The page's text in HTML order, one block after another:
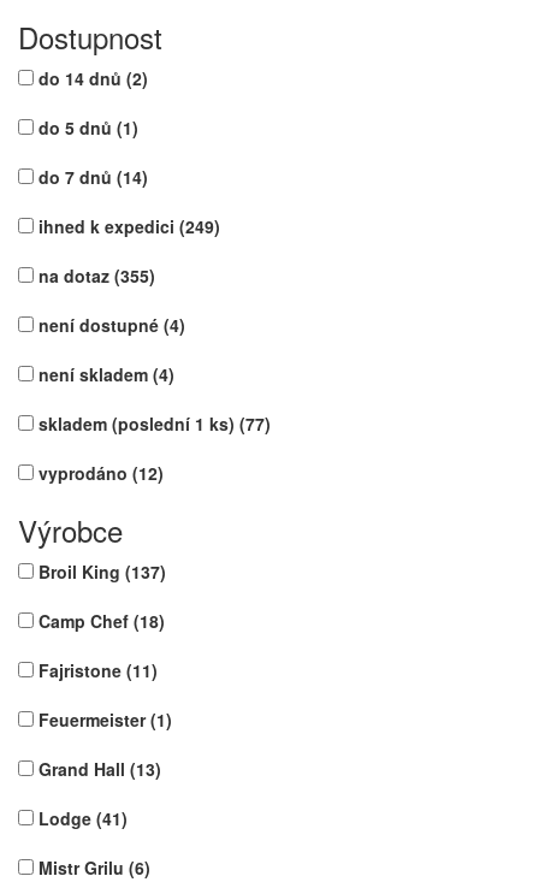
Dostupnost
do 14 dnů (2)
do 5 dnů (1)
do 7 dnů (14)
ihned k expedici (249)
na dotaz (355)
není dostupné (4)
není skladem (4)
skladem (poslední 1 ks) (77)
vyprodáno (12)
Výrobce
Broil King (137)
Camp Chef (18)
Fajristone (11)
Feuermeister(1)
Grand Hall (13)
Lodge (41)
Mistr Grilu (6)